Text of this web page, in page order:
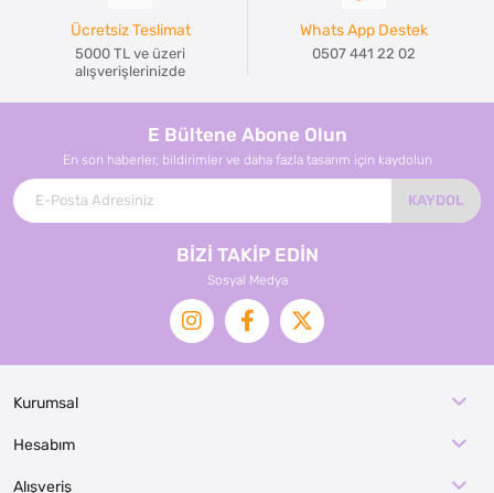
Ücretsiz Teslimat
5000 TL ve üzeri
alışverişlerinizde
Whats App Destek
0507 441 22 02
E Bültene Abone Olun
En son haberler, bildirimler ve daha fazla tasarım için kaydolun
KAYDOL
BİZİ TAKİP EDİN
Sosyal Medya
Kurumsal
Hesabım
Alışveriş